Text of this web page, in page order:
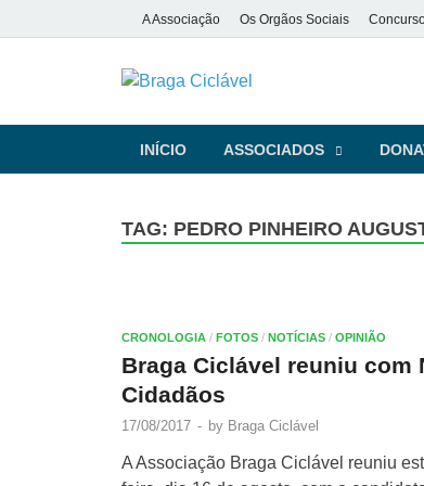
A Associação Os Orgãos Sociais
Braga
INÍCIO ASSOCIADOS
TAG: PEDRO PINHEIRO
CRONOLOGIA / FOTOS / NOTÍCIAS / OPINIÃO
Braga Ciclável reuniu com
Cidadãos
17/08/2017 - by Braga Ciclável
A Associação Braga Ciclável reuniu